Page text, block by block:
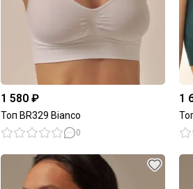
1 580 ₽
Топ BR329 Bianco
0
1